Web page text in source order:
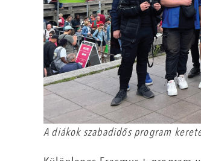
A diákok szabadidős program